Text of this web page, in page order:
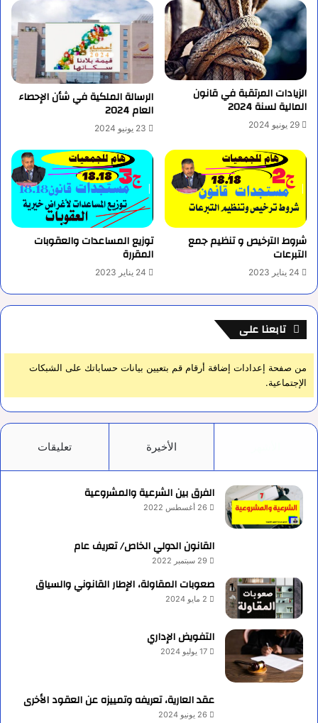
الزيادات المرتقبة في قانون
المالية لسنة 2024
29 يونيو 2024
الرسالة الملكية في شأن الإحصاء
العام 2024
23 يونيو 2024
شروط الترخيص و تنظيم جمع
التبرعات
24 يناير 2023
توزيع المساعدات والعقوبات
المقررة
24 يناير 2023
تابعنا على
من صفحة إعدادات إضافة أرقام قم بتعيين بيانات حساباتك على الشبكات
الإجتماعية.
الأخيرة تعليقات
الفرق بين الشرعية والمشروعية
26 أغسطس 2022
القانون الدولي الخاص/ تعريف عام
29 سبتمبر 2022
صعوبات المقاولة، الإطار القانوني والسياق
2 مايو 2024
التفويض الإداري
17 يوليو 2024
عقد العارية، تعريفه وتمييزه عن العقود الأخرى
26 يونيو 2024